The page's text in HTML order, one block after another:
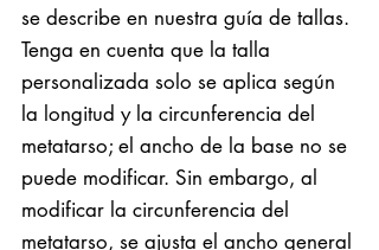
se describe en nuestra guía de tallas.
Tenga en cuenta que la talla
personalizada solo se aplica según
la longitud y la circunferencia del
metatarso; el ancho de la base no se
puede modificar. Sin embargo, al
modificar la circunferencia del
metatarso, se ajusta el ancho general